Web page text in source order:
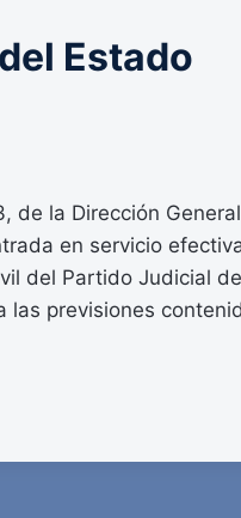
Estado
de la Dirección
en servicio
del Partido Judicial de
las previsiones